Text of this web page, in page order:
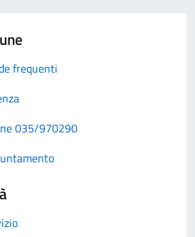
frequenti
035/970290